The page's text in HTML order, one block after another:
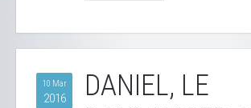
10 Mar
2016
DANIEL, LE